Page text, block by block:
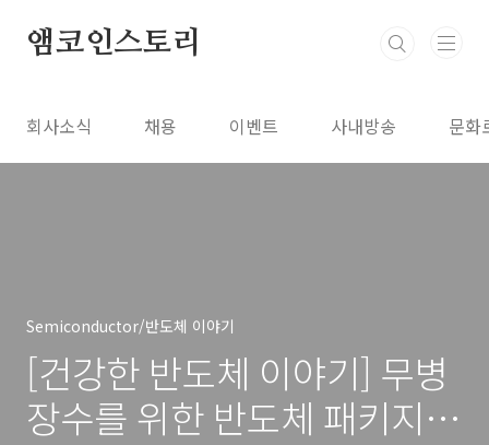
앰코인스토리
회사소식 채용 이벤트 사내방송 문화
Semiconductor/반도체 이야기
[건강한 반도체 이야기] 무병
장수를 위한 반도체 패키지